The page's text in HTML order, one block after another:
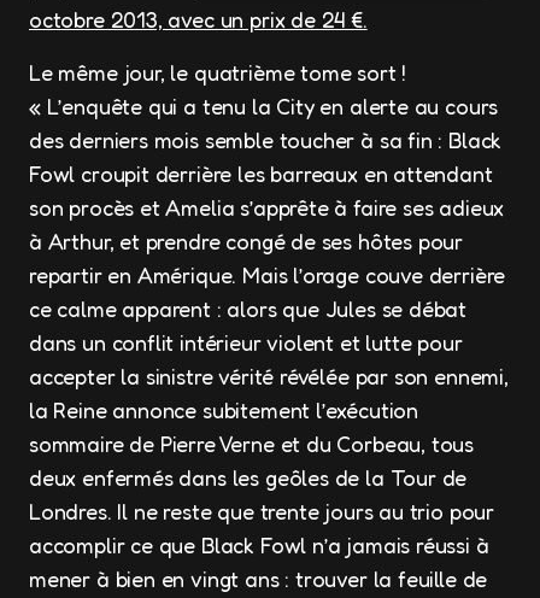
octobre 2013, avec un prix de 24 €.
Le même jour, le quatrième tome sort !
« L’enquête qui a tenu la City en alerte au cours
des derniers mois semble toucher à sa fin : Black
Fowl croupit derrière les barreaux en attendant
son procès et Amelia s’apprête à faire ses adieux
à Arthur, et prendre congé de ses hôtes pour
repartir en Amérique. Mais l’orage couve derrière
ce calme apparent : alors que Jules se débat
dans un conflit intérieur violent et lutte pour
accepter la sinistre vérité révélée par son ennemi,
la Reine annonce subitement l’exécution
sommaire de Pierre Verne et du Corbeau, tous
deux enfermés dans les geôles de la Tour de
Londres. Il ne reste que trente jours au trio pour
accomplir ce que Black Fowl n’a jamais réussi à
mener à bien en vingt ans : trouver la feuille de